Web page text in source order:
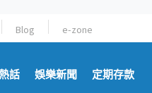
Blog e-zone
話 娛樂新聞 定期存款